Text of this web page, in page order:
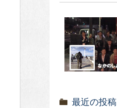
最近の投稿